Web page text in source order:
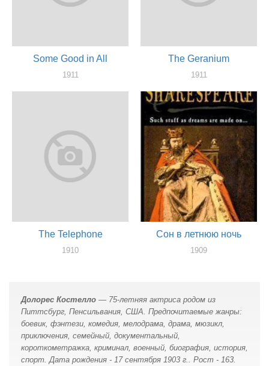
Some Good in All
1911
The Geranium
1911
The Telephone
1910
Сон в летнюю ночь
1909
Долорес Костелло — 75-летняя актриса родом из
Питтсбург, Пенсильвания, США. Предпочитаемые жанры:
боевик, фэнтези, комедия, мелодрама, драма, мюзикл,
приключения, семейный, документальный,
короткометражка, криминал, военный, биография, история,
спорт. Дата рождения - 17 сентября 1903 г.. Рост - 163.